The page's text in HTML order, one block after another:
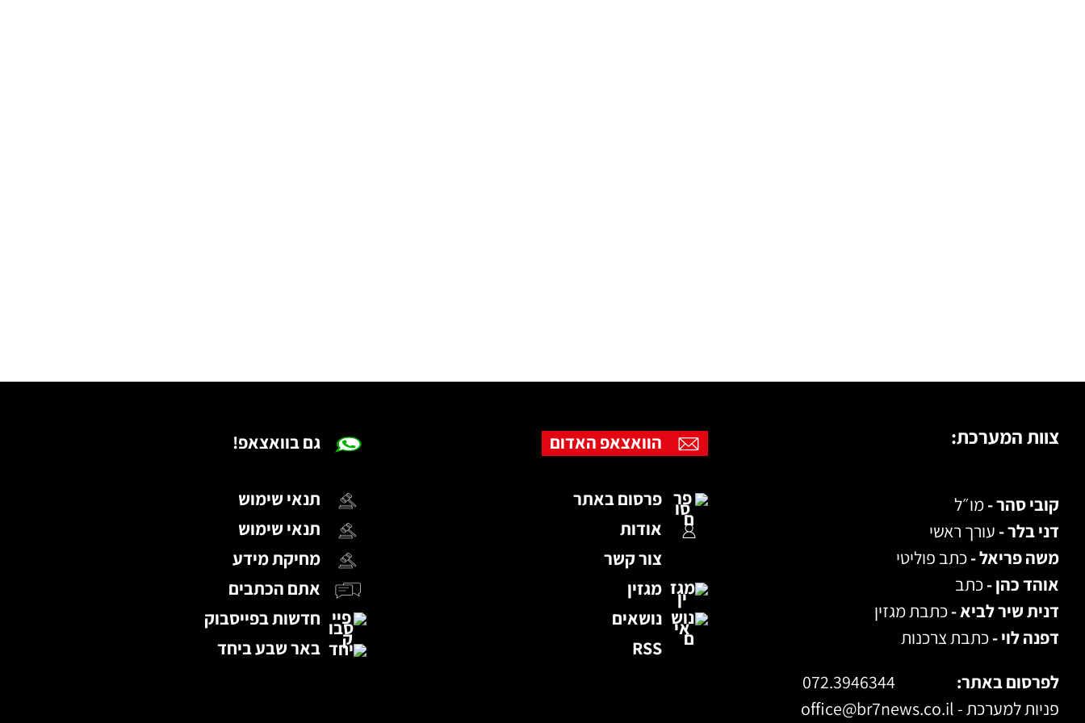
גם בוואצאפ!
תנאי שימוש
תנאי שימוש
מחיקת מידע
אתם הכתבים
חדשות בפייסבוק
באר שבע ביחד
הוואצאפ האדום
פרסום באתר
אודות
צור קשר
מגזין
נושאים
RSS
צוות המערכת:
קובי סהר -מו״ל
דני בלר - עורך ראשי
משה פריאל -כתב פוליטי
אוהד כהן -כתב
דנית שיר לביא -כתבת מגזין
דפנה לוי -כתבת צרכנות
לפרסום באתר:
072.3946344
פניות למערכת -office@br7news.co.il